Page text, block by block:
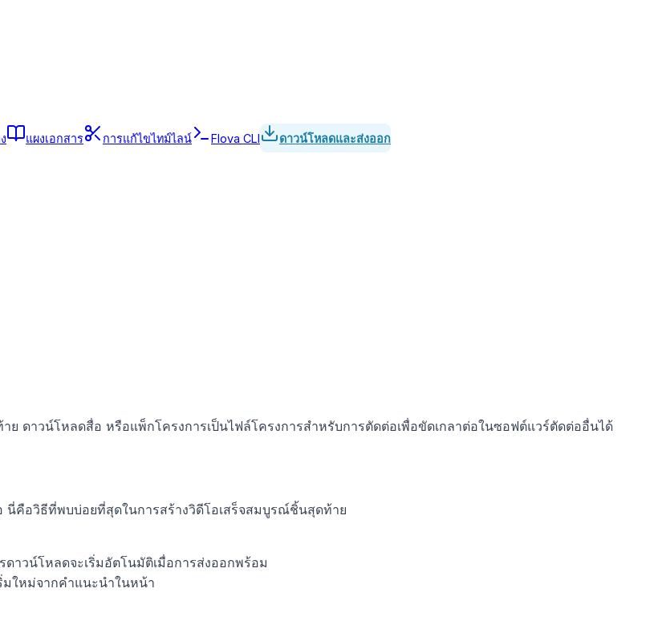
แผงเอกสาร การแก้ไขไทม์ไลน์ Flova CLI ดาวน์โหลดและส่งออก
ดาวน์โหลดสื่อ หรือแพ็กโครงการเป็นไฟล์โครงการสำหรับการตัดต่อเพื่อขัดเกลาต่อในซอฟต์แวร์ตัดต่ออื่นได้
นี่คือวิธีที่พบบ่อยที่สุดในการสร้างวิดีโอเสร็จสมบูรณ์ชิ้นสุดท้าย
าวน์โหลดจะเริ่มอัตโนมัติเมื่อการส่งออกพร้อม
ใหม่จากคำแนะนำในหน้า